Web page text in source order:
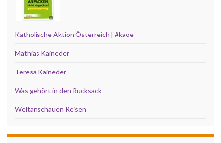
Katholische Aktion Österreich | #kaoe
Mathias Kaineder
Teresa Kaineder
Was gehört in den Rucksack
Weltanschauen Reisen